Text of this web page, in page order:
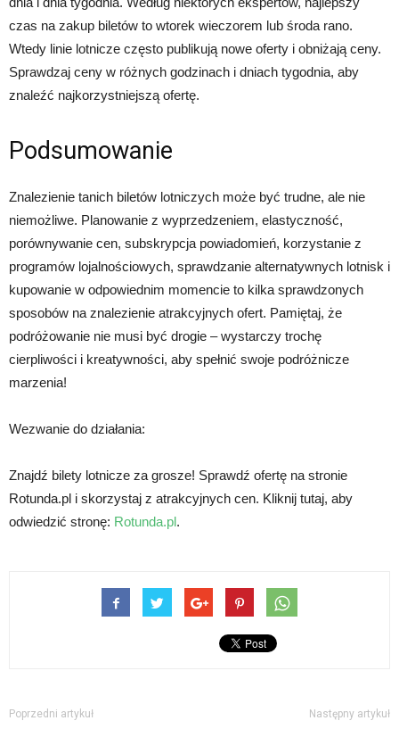
czas na zakup biletów to wtorek wieczorem lub środa rano.
Wtedy linie lotnicze często publikują nowe oferty i obniżają ceny.
Sprawdzaj ceny w różnych godzinach i dniach tygodnia, aby
znaleźć najkorzystniejszą ofertę.
Podsumowanie
Znalezienie tanich biletów lotniczych może być trudne, ale nie
niemożliwe. Planowanie z wyprzedzeniem, elastyczność,
porównywanie cen, subskrypcja powiadomień, korzystanie z
programów lojalnościowych, sprawdzanie alternatywnych lotnisk i
kupowanie w odpowiednim momencie to kilka sprawdzonych
sposobów na znalezienie atrakcyjnych ofert. Pamiętaj, że
podróżowanie nie musi być drogie – wystarczy trochę
cierpliwości i kreatywności, aby spełnić swoje podróżnicze
marzenia!
Wezwanie do działania:
Znajdź bilety lotnicze za grosze! Sprawdź ofertę na stronie
Rotunda.pl i skorzystaj z atrakcyjnych cen. Kliknij tutaj, aby
odwiedzić stronę: Rotunda.pl.
Poprzedni artykuł Następny artykuł